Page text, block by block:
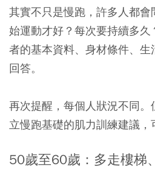
其實不只是慢跑，許多人都
始運動才好？每次要持續多
者的基本資料、身材條件、
回答。
再次提醒，每個人狀況不同
立慢跑基礎的肌力訓練建議，
50歲至60歲：多走樓梯